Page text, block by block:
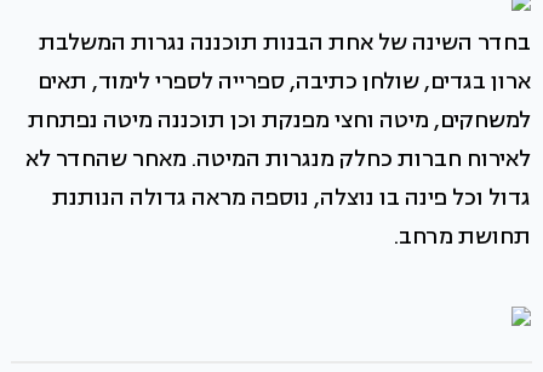
בחדר השינה של אחת הבנות תוכננה נגרות המשלבת
ארון בגדים, שולחן כתיבה, ספרייה לספרי לימוד, תאים
למשחקים, מיטה וחצי מפנקת וכן תוכננה מיטה נפתחת
לאירוח חברות כחלק מנגרות המיטה. מאחר שהחדר לא
גדול וכל פינה בו נוצלה, נוספה מראה גדולה הנותנת
תחושת מרחב.